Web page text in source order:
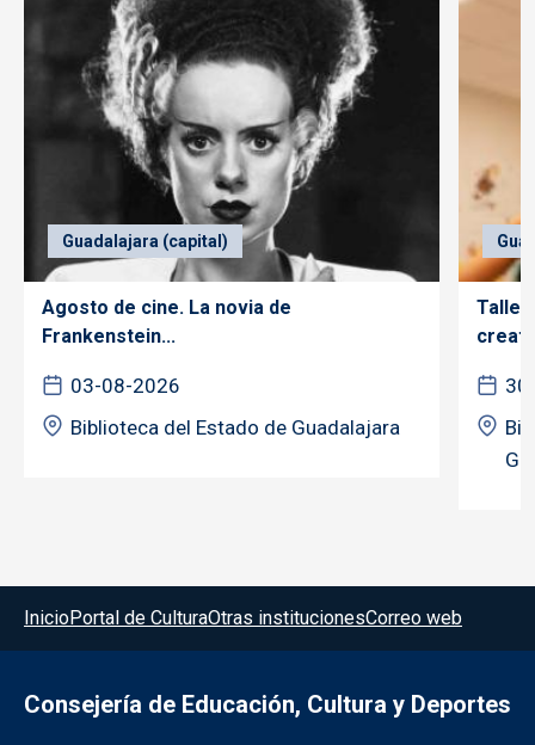
Guadalajara (capital)
Agosto de cine. La novia de
Frankenstein...
03-08-2026
Biblioteca del Estado de Guadalajara
Taller
Menú del pie
InicioPortal de CulturaOtras institucionesCorreo web
Consejería de Educación, Cultura y Deportes